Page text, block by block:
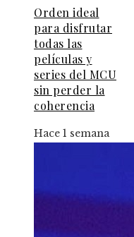
Orden ideal
para disfrutar
todas las
películas y
series del MCU
sin perder la
coherencia
Hace 1 semana